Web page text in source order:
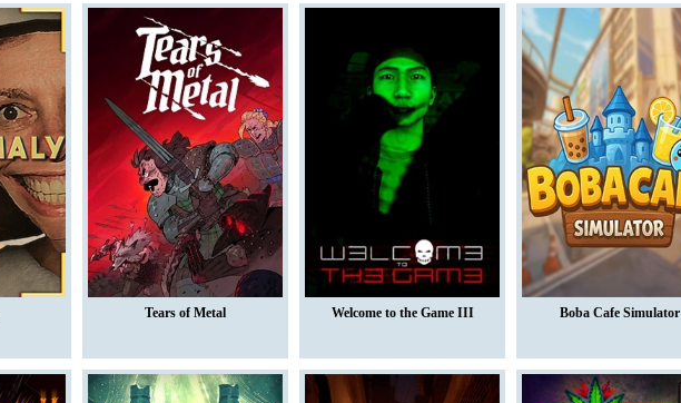
Tears of Metal Welcome to the Game III Boba Cafe Simulator